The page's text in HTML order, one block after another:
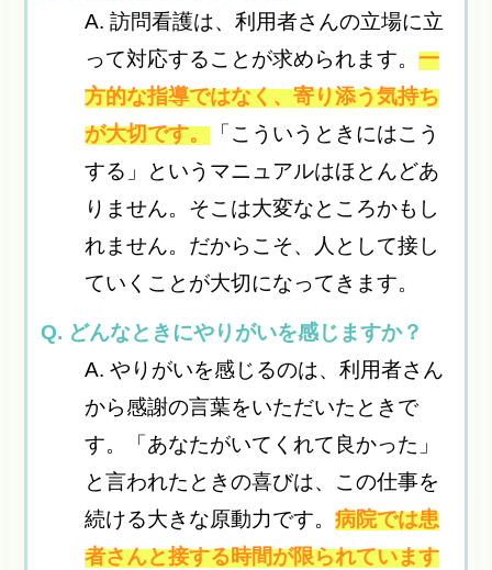
A. 訪問看護は、利用者さんの立場に立
って対応することが求められます。一
方的な指導ではなく、寄り添う気持ち
が大切です。 「こういうときにはこう
する」というマニュアルはほとんどあ
りません。そこは大変なところかもし
れません。だからこそ、人として接し
ていくことが大切になってきます。
Q. どんなときにやりがいを感じますか？
A. やりがいを感じるのは、利用者さん
から感謝の言葉をいただいたときで
す。「あなたがいてくれて良かった」
と言われたときの喜びは、この仕事を
続ける大きな原動力です。病院では患
者さんと接する時間が限られています